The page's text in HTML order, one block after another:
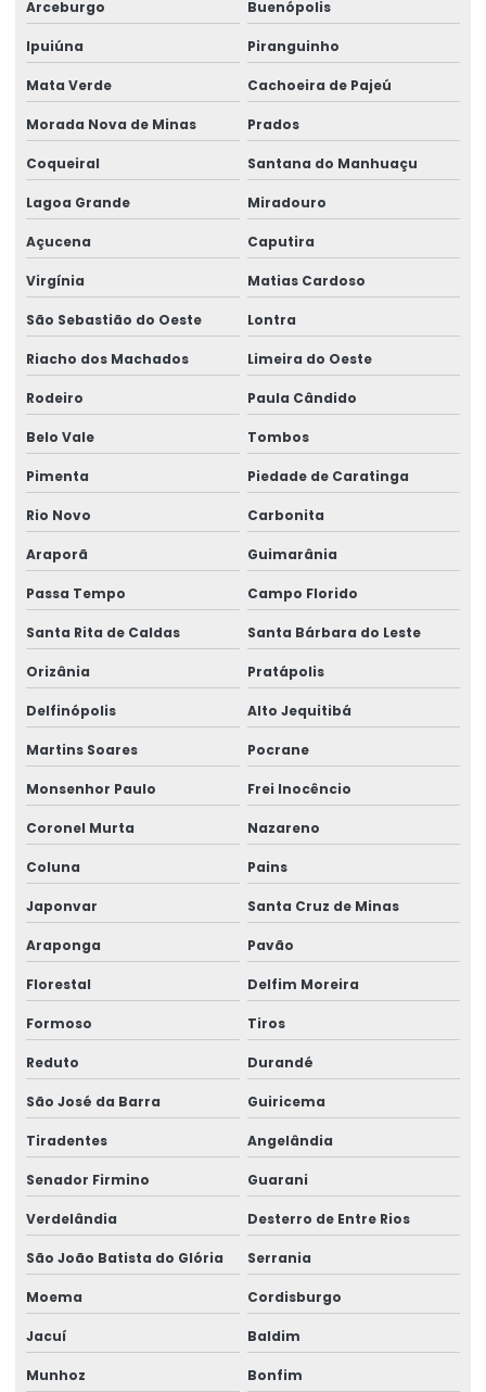
Arceburgo Buenópolis
Ipuiúna Piranguinho
Mata Verde Cachoeira de Pajeú
Morada Nova de Minas Prados
Coqueiral Santana do Manhuaçu
Lagoa Grande Miradouro
Açucena Caputira
Virgínia Matias Cardoso
São Sebastião do Oeste Lontra
Riacho dos Machados Limeira do Oeste
Rodeiro Paula Cândido
Belo Vale Tombos
Pimenta Piedade de Caratinga
Rio Novo Carbonita
Araporã Guimarânia
Passa Tempo Campo Florido
Santa Rita de Caldas Santa Bárbara do Leste
Orizânia Pratápolis
Delfinópolis Alto Jequitibá
Martins Soares Pocrane
Monsenhor Paulo Frei Inocêncio
Coronel Murta Nazareno
Coluna Pains
Japonvar Santa Cruz de Minas
Araponga Pavão
Florestal Delfim Moreira
Formoso Tiros
Reduto Durandé
São José da Barra Guiricema
Tiradentes Angelândia
Senador Firmino Guarani
Verdelândia Desterro de Entre Rios
São João Batista do Glória Serrania
Moema Cordisburgo
Jacuí Baldim
Munhoz Bonfim